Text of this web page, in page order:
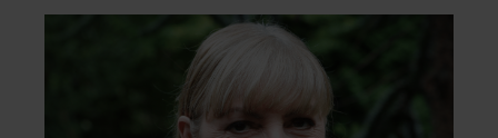
ze samen onder de mensen zijn.